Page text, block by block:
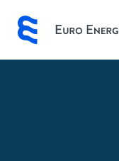
links
to
primary
navigation